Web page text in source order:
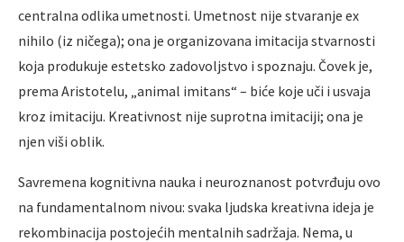
centralna odlika umetnosti. Umetnost nije stvaranje ex
nihilo (iz ničega); ona je organizovana imitacija stvarnosti
koja produkuje estetsko zadovoljstvo i spoznaju. Čovek je,
prema Aristotelu, „animal imitans“ – biće koje uči i usvaja
kroz imitaciju. Kreativnost nije suprotna imitaciji; ona je
njen viši oblik.
Savremena kognitivna nauka i neuroznanost potvrđuju ovo
na fundamentalnom nivou: svaka ljudska kreativna ideja je
rekombinacija postojećih mentalnih sadržaja. Nema, u